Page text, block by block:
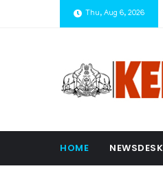
Thu, Aug 6, 2026
HOME NEWSDESK